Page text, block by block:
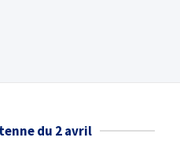
du 2 avril